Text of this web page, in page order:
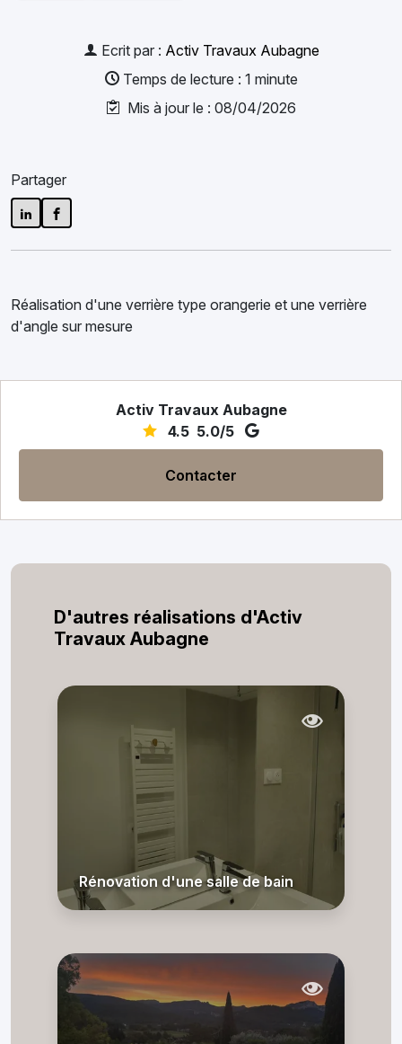
Ecrit par : Activ Travaux Aubagne
Temps de lecture : 1 minute
Mis à jour le : 08/04/2026
Partager
Réalisation d'une verrière type orangerie et une verrière
d'angle sur mesure
Activ Travaux Aubagne
4.5 5.0/5
Contacter
D'autres réalisations d'Activ
Travaux Aubagne
Rénovation d'une salle de bain